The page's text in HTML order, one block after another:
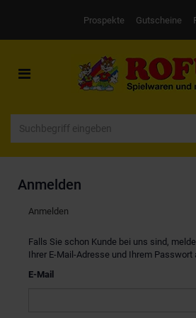
Prospekte Gutscheine
Toggle
navigation
Anmelden
Anmelden
Falls Sie schon Kunde bei uns sind,
Ihrer E-Mail-Adresse und Ihrem Passwort
E-Mail